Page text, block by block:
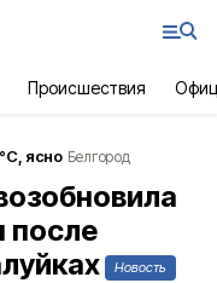
Происшествия
ясно Белгород
после
Новость